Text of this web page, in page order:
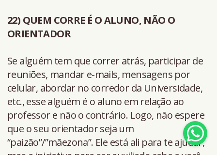
22) QUEM CORRE É O ALUNO, NÃO O
ORIENTADOR
Se alguém tem que correr atrás, participar de
reuniões, mandar e-mails, mensagens por
celular, abordar no corredor da Universidade,
etc., esse alguém é o aluno em relação ao
professor e não o contrário. Logo, não espere
que o seu orientador seja um
“paizão”/”mãezona”. Ele está ali para te ajudar,